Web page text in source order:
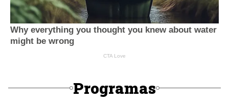
Programas